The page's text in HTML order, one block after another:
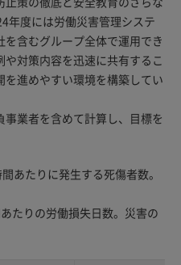
年度には労働災害管理システ
含むグループ全体で運用でき
対策内容を迅速に共有するこ
進めやすい環境を構築してい
業者を含めて計算し、目標を
あたりに発生する死傷者数。
たりの労働損失日数。災害の